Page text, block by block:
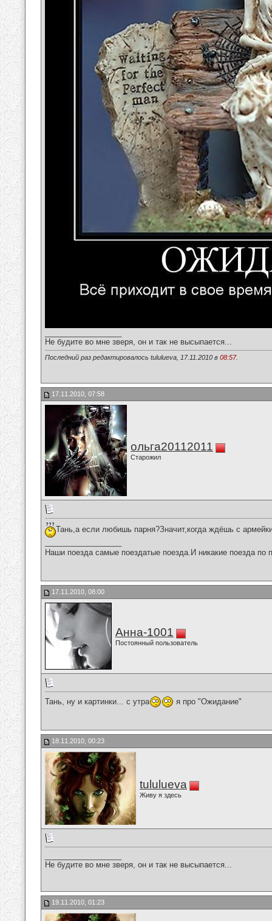
Не будите во мне зверя, он и так не высыпается...
Последний раз редактировалось tululueva, 17.11.2010 в 08:57.
17.11.2010, 07:58
ольга20112011
Старожил
Тань,а если любишь парня?Значит,когда ждёшь с
Наши поезда самые поездатые поезда.И никакие поезда по
17.11.2010, 08:00
Анна-1001
Постоянный пользователь
Тань, ну и картинки... с утра я про "Ожидание"
18.11.2010, 00:23
tululueva
Живу я здесь
Не будите во мне зверя, он и так не высыпается...
19.11.2010, 01:23